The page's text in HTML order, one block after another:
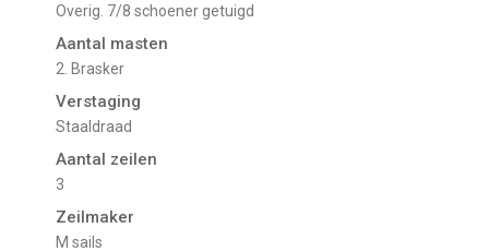
Overig. 7/8 schoener getuigd
Aantal masten
2. Brasker
Verstaging
Staaldraad
Aantal zeilen
3
Zeilmaker
M sails